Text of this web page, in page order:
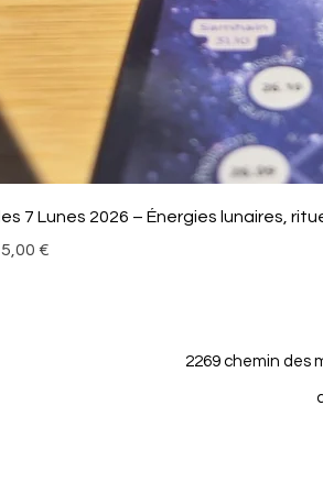
7 Lunes 2026 – Énergies lunaires,
€
2269 chemin des